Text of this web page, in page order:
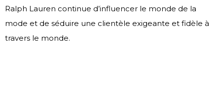
Ralph Lauren continue d’influencer le monde de la
mode et de séduire une clientèle exigeante et fidèle à
travers le monde.